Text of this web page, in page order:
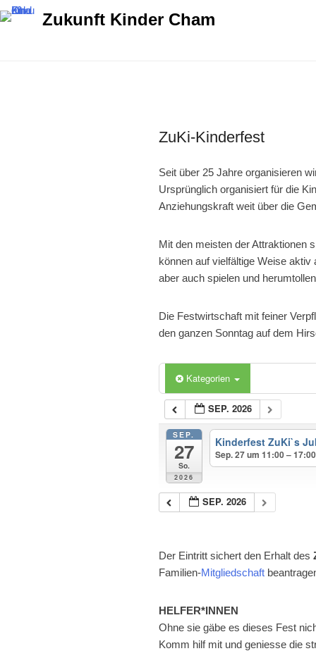
Zukunft Kinder Cham
ZuKi-Kinderfest
Seit über 25 Jahre organisieren
Ursprünglich organisiert für die
Anziehungskraft weit über die
Mit den meisten der Attraktionen
können auf vielfältige Weise
aber auch spielen und herumtollen
Die Festwirtschaft mit feiner
den ganzen Sonntag auf dem
Kategorien
SEP. 2026
SEP.
27
So.
2026
Kinderfest ZuKi`s
Sep. 27 um 11:00 – 17:00
SEP. 2026
Der Eintritt sichert den Erhalt des
Familien-Mitgliedschaft
HELFER*INNEN
Ohne sie gäbe es dieses Fest
Komm hilf mit und geniesse die